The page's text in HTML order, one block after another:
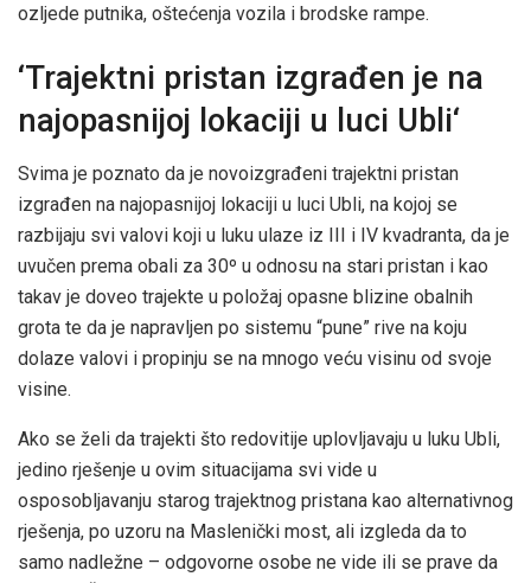
ozljede putnika, oštećenja vozila i brodske rampe.
‘Trajektni pristan izgrađen je na
najopasnijoj lokaciji u luci Ubli‘
Svima je poznato da je novoizgrađeni trajektni pristan
izgrađen na najopasnijoj lokaciji u luci Ubli, na kojoj se
razbijaju svi valovi koji u luku ulaze iz III i IV kvadranta, da je
uvučen prema obali za 30º u odnosu na stari pristan i kao
takav je doveo trajekte u položaj opasne blizine obalnih
grota te da je napravljen po sistemu “pune” rive na koju
dolaze valovi i propinju se na mnogo veću visinu od svoje
visine.
Ako se želi da trajekti što redovitije uplovljavaju u luku Ubli,
jedino rješenje u ovim situacijama svi vide u
osposobljavanju starog trajektnog pristana kao alternativnog
rješenja, po uzoru na Maslenički most, ali izgleda da to
samo nadležne – odgovorne osobe ne vide ili se prave da